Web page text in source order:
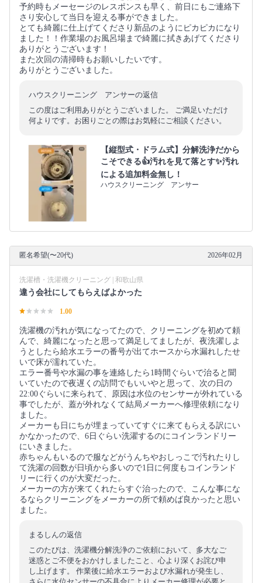
予約時もメーセージのレスポンスも早く、前日にもご連絡下
さり安心して当日を迎える事ができました。
とても綺麗に仕上げてくださり新品のようにピカピカになり
ました！！作業場のお風呂場まで綺麗に拭きあげてくださり
ありがとうございます！
また次回の清掃時もお願いしたいです。
ありがとうございました。
ハウスクリーニング アンサーの返信
この度はご利用ありがとうございました。 ご満足いただけ
何よりです。お困りごとの際はお気軽にご相談ください。
【縦型式・ドラム式】分解洗浄だから
こそできる👍汚れを見て落とす✨汚れ
による追加料金無し！
ハウスクリーニング アンサー
匿名希望(〜20代) 2026年02月
洗濯槽・洗濯機クリーニング | 和歌山県
違う会社にしてもらえばよかった
1.00
洗濯機の汚れが気になってたので、クリーニングを初めて頼
んで、綺麗になったと思って満足してましたが、夜洗濯しよ
うとしたら給水エラーの番号が出てホースから水漏れしたせ
いで床が濡れていた。
エラー番号や水漏の事を連絡したら1時間ぐらいで治ると聞
いていたので夜遅くの訪問でもいいやと思って、次の日の
22:00ぐらいに来られて、原因は水位のセンサーが外れている
事でしたが、蓋が外れなくて結局メーカーへ修理依頼になり
ました。
メーカーも日にちが埋まっていてすぐに来てもらえる訳にい
かなかったので、6日ぐらい洗濯するのにコインランドリー
にいきました。
赤ちゃんもいるので服などがうんちやおしっこで汚れたりし
て洗濯の回数が日頃から多いので1日に何度もコインランド
リーに行くのが大変だった。
メーカーの方が来てくれたらすぐ治ったので、こんな事にな
るならクリーニングをメーカーの所で頼めば良かったと思い
ました。
まるしんの返信
このたびは、洗濯機分解洗浄のご依頼において、多大なご
迷惑とご不便をおかけしましたこと、心より深くお詫び申
し上げます。 作業後に給水エラーおよび水漏れが発生し、